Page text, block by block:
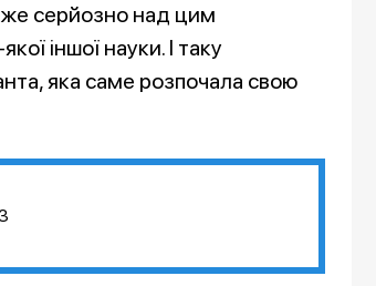
серйозно над цим
іншої науки. І таку
яка саме розпочала свою